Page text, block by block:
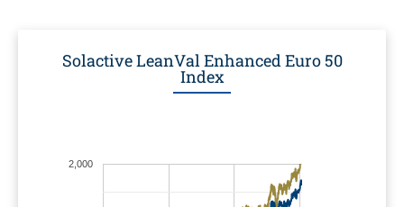
Solactive LeanVal Enhanced Euro 50
Index
2,000